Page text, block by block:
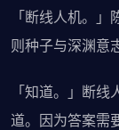
「断线人机。
则种子与深渊意
「知道。」断
道。因为答案